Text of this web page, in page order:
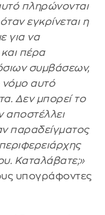
πληρώνονται
εγκρίνεται η
για να
πέρα
συμβάσεων,
νόμο αυτό
Δεν μπορεί το
αποστέλλει
παραδείγματος
Καταλάβατε;»
υπογράφοντες